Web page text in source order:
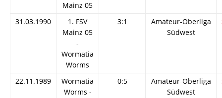
Mainz 05
31.03.1990
1. FSV
Mainz 05
-
Wormatia
Worms
3:1
Amateur-Oberliga
Südwest
22.11.1989
Wormatia
Worms -
0:5
Amateur-Oberliga
Südwest